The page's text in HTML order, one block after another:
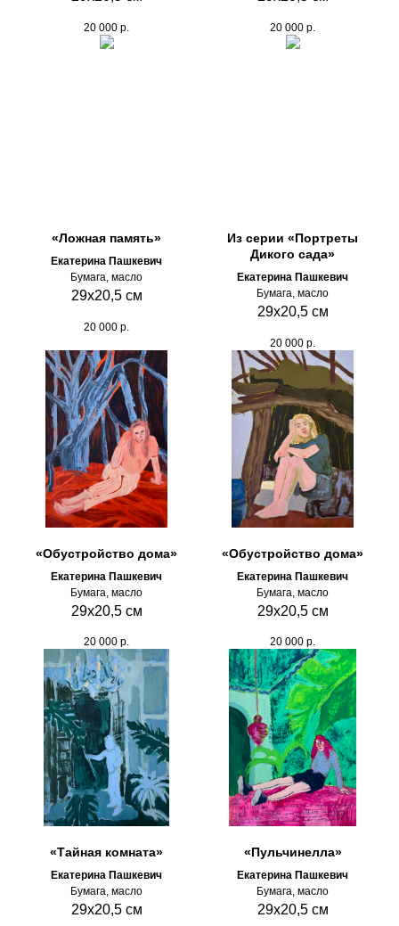
20 000 р. 20 000 р.
«Ложная память»
Екатерина Пашкевич
Бумага, масло
29х20,5 см
20 000 р.
Из серии «Портреты
Дикого сада»
Екатерина Пашкевич
Бумага, масло
29х20,5 см
20 000 р.
«Обустройство дома»
Екатерина Пашкевич
Бумага, масло
29х20,5 см
20 000 р.
«Обустройство дома»
Екатерина Пашкевич
Бумага, масло
29х20,5 см
20 000 р.
«Тайная комната»
Екатерина Пашкевич
Бумага, масло
29х20,5 см
«Пульчинелла»
Екатерина Пашкевич
Бумага, масло
29х20,5 см